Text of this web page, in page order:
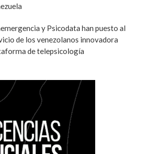
y Psicodata han puesto al
de los venezolanos innovadora
de telepsicología